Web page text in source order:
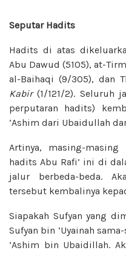
Seputar Hadits
Hadits di atas
Abu Dawud (5105), at-
al-Baihaqi (9/305), dan
Kabir(1/121/2). Seluruh
perputaran hadits)
‘Ashim dari Ubaidullah
Artinya, masing-
hadits Abu Rafi’ ini di
jalur berbeda-beda.
tersebut kembalinya
Siapakah Sufyan yang
Sufyan bin ‘Uyainah
‘Ashim bin Ubaidillah.